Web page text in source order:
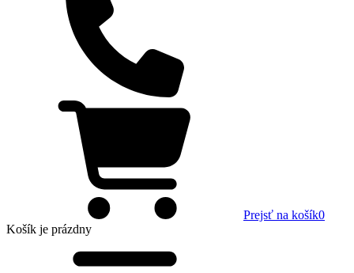
Prejsť na košík0
Košík je prázdny